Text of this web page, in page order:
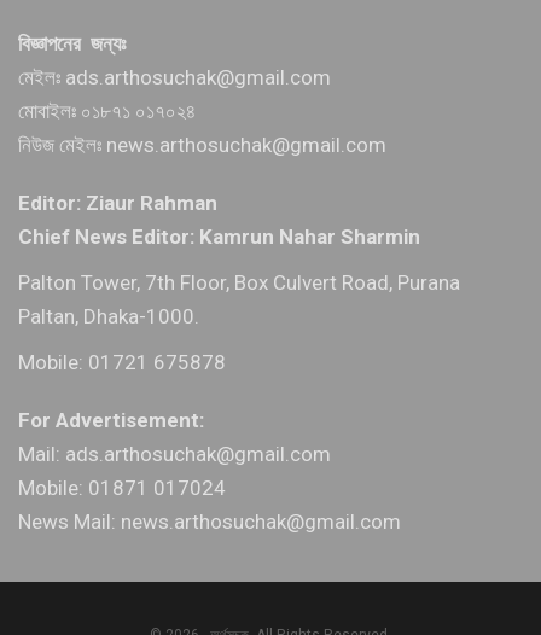
বিজ্ঞাপনের জন্যঃ
মেইলঃ ads.arthosuchak@gmail.com
মোবাইলঃ ০১৮৭১ ০১৭০২৪
নিউজ মেইলঃ news.arthosuchak@gmail.com
Editor: Ziaur Rahman
Chief News Editor: Kamrun Nahar Sharmin
Palton Tower, 7th Floor, Box Culvert Road, Purana
Paltan, Dhaka-1000.
Mobile: 01721 675878
For Advertisement:
Mail: ads.arthosuchak@gmail.com
Mobile: 01871 017024
News Mail: news.arthosuchak@gmail.com